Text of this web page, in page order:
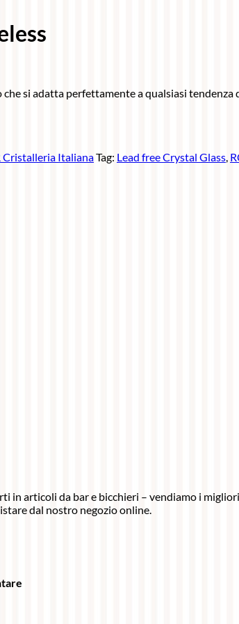
che si adatta perfettamente a qualsiasi
Cristalleria ItalianaTag: Lead free Crystal Glass,
in articoli da bar e bicchieri – vendiamo i
dal nostro negozio online.